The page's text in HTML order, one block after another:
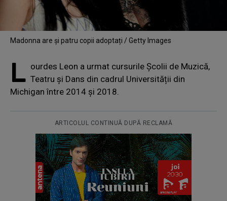
Madonna are și patru copii adoptați / Getty Images
L ourdes Leon a urmat cursurile Școlii de Muzică,
Teatru și Dans din cadrul Universității din
Michigan între 2014 și 2018.
ARTICOLUL CONTINUĂ DUPĂ RECLAMĂ